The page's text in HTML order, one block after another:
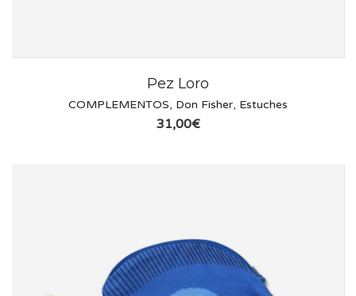
Pez Loro
COMPLEMENTOS, Don Fisher, Estuches
31,00€